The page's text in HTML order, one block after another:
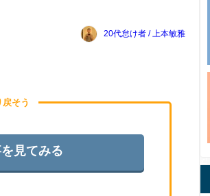
20代怠け者 / 上本敏雅
そう
見てみる